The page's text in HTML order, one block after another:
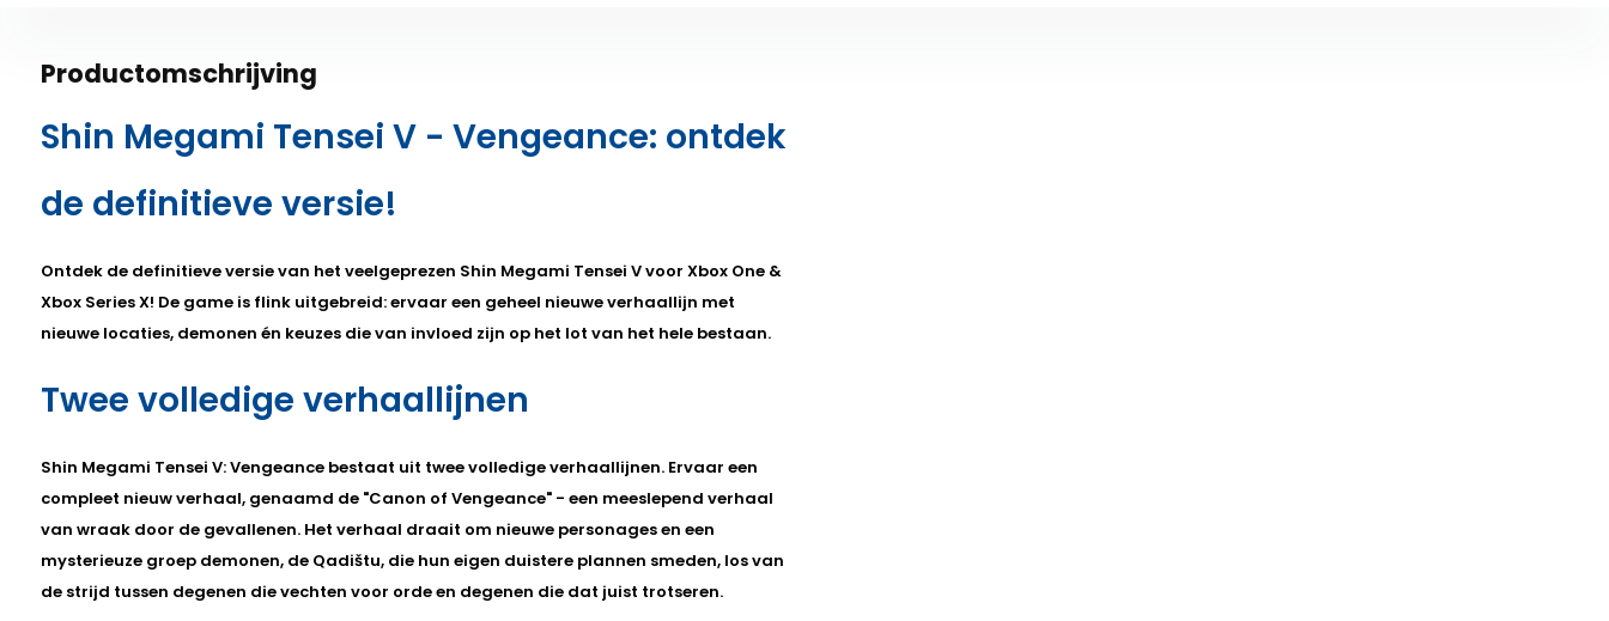
Productomschrijving
Shin Megami Tensei V - Vengeance: ontdek
de definitieve versie!
Ontdek de definitieve versie van het veelgeprezen Shin Megami Tensei V voor Xbox One &
Xbox Series X! De game is flink uitgebreid: ervaar een geheel nieuwe verhaallijn met
nieuwe locaties, demonen én keuzes die van invloed zijn op het lot van het hele bestaan.
Twee volledige verhaallijnen
Shin Megami Tensei V: Vengeance bestaat uit twee volledige verhaallijnen. Ervaar een
compleet nieuw verhaal, genaamd de "Canon of Vengeance" - een meeslepend verhaal
van wraak door de gevallenen. Het verhaal draait om nieuwe personages en een
mysterieuze groep demonen, de Qadištu, die hun eigen duistere plannen smeden, los van
de strijd tussen degenen die vechten voor orde en degenen die dat juist trotseren.